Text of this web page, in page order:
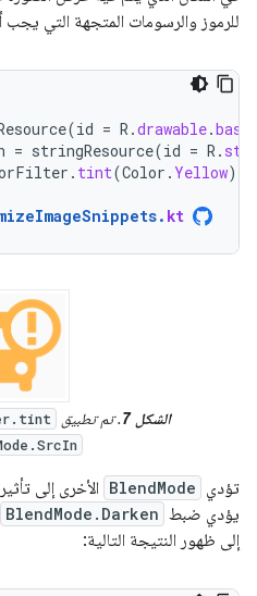
للرموز والرسومات المتجهة التي
(id = R .drawable.
= stringResource(id = R .
. tint(Color . Yellow)
. kt
الشكل 7 . تم تطبيق
تؤدي BlendMode الأخرى إلى
يؤدي ضبط BlendMode.Darken
إلى ظهور النتيجة التالية: